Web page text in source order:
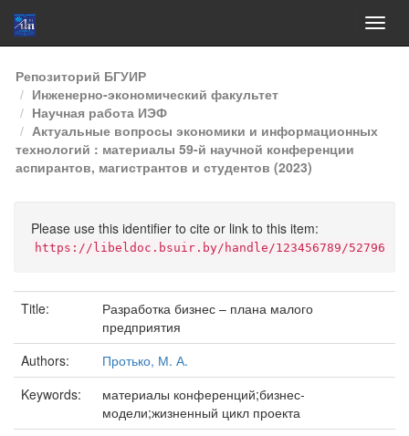
Skip
navigation
Репозиторий БГУИР
Инженерно-экономический факультет
Научная работа ИЭФ
Актуальные вопросы экономики и информационных
технологий : материалы 59-й научной конференции
аспирантов, магистрантов и студентов (2023)
Please use this identifier to cite or link to this item:
https://libeldoc.bsuir.by/handle/123456789/52796
Title:
Разработка бизнес – плана малого
предприятия
Authors:
Протько, М. А.
Keywords:
материалы конференций;бизнес-
модели;жизненный цикл проекта